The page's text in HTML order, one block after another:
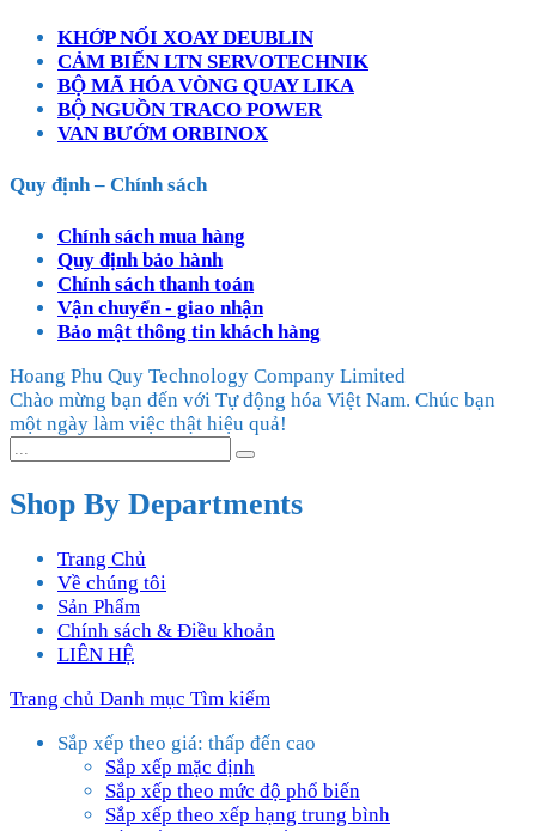
KHỚP NỐI XOAY DEUBLIN
CẢM BIẾN LTN SERVOTECHNIK
BỘ MÃ HÓA VÒNG QUAY LIKA
BỘ NGUỒN TRACO POWER
VAN BƯỚM ORBINOX
Quy định – Chính sách
Chính sách mua hàng
Quy định bảo hành
Chính sách thanh toán
Vận chuyển - giao nhận
Bảo mật thông tin khách hàng
Hoang Phu Quy Technology Company Limited
Chào mừng bạn đến với Tự động hóa Việt Nam. Chúc bạn
một ngày làm việc thật hiệu quả!
Shop By Departments
Trang Chủ
Về chúng tôi
Sản Phẩm
Chính sách & Điều khoản
LIÊN HỆ
Trang chủ Danh mục Tìm kiếm
Sắp xếp theo giá: thấp đến cao
Sắp xếp mặc định
Sắp xếp theo mức độ phổ biến
Sắp xếp theo xếp hạng trung bình